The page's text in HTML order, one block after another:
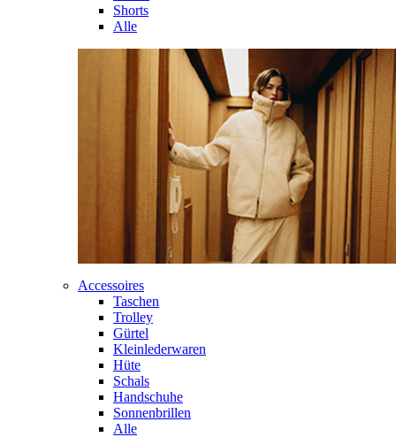
Shorts
Alle
Accessoires
Taschen
Trolley
Gürtel
Kleinlederwaren
Hüte
Schals
Handschuhe
Sonnenbrillen
Alle